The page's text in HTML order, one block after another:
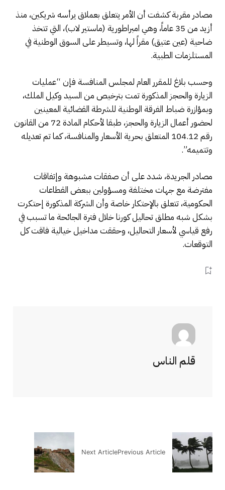
مصادر مقربة كشفت أن الأمر يتعلق بعملاق يرأسه شريكين، منذ
أزيد من 35 عاماً، وهي امبراطورية (ماستير لاب)، التي تتخذ
ضاحية (عين عتيق) مقراً لها، وتسيطر على السوق الوطنية في
المستلزمات الطبية.
وحسب بلاغ للمقرر العام لمجلس المنافسة فإن “عمليات
الزيارة والحجز المذكورة تمت بترخيص من السيد وكيل الملك،
وبمؤازرة ضباط الفرقة الوطنية للشرطة القضائية المعينين
لحضور أعمال الزيارة والحجز، طبقا لأحكام المادة 72 من القانون
رقم 104.12 المتعلق بحرية الأسعار والمنافسة، كما تم تعديله
وتتميمه”.
مصادر الجريدة، شدد على أن صفقات مشبوهة وإتفاقات
مفترضة مع جهات مختلفة ومسؤولين ببعض القطاعات
الحكومية، تتعلق بالإحتكار خاصة وأن الشركة المذكورة إحتكرت
بشكل شبه مطلق تحاليل كورنا خلال فترة الجائحة ما تسبب في
رفع قياسي لأسعار التحاليل، وحققت مداخيل خيالية فاقت كل
التوقعات.
قلم الناس
Previous Article
Next Article